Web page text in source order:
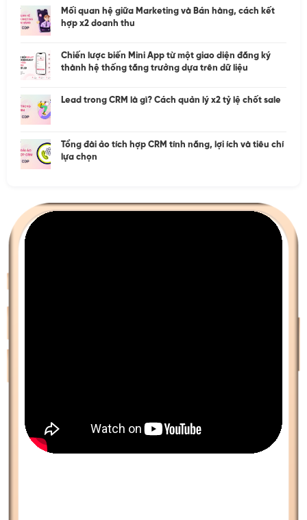
Mối quan hệ giữa Marketing và Bán hàng, cách kết
hợp x2 doanh thu
Chiến lược biến Mini App từ một giao diện đăng ký
thành hệ thống tăng trưởng dựa trên dữ liệu
Lead trong CRM là gì? Cách quản lý x2 tỷ lệ chốt sale
Tổng đài ảo tích hợp CRM tính năng, lợi ích và tiêu chí
lựa chọn